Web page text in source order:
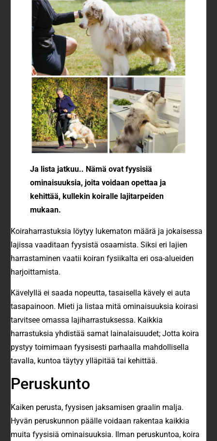
Ja lista jatkuu.. Nämä ovat fyysisiä
ominaisuuksia, joita voidaan opettaa ja
kehittää, kullekin koiralle lajitarpeiden
mukaan.
Koiraharrastuksia löytyy lukematon määrä ja jokaisessa
lajissa vaaditaan fyysistä osaamista. Siksi eri lajien
harrastaminen vaatii koiran fysiikalta eri osa-alueiden
harjoittamista.
Kävelyllä ei saada nopeutta, tasaisella kävely ei auta
tasapainoon. Mieti ja listaa mitä ominaisuuksia koirasi
tarvitsee omassa lajiharrastuksessa. Kaikkia
harrastuksia yhdistää samat lainalaisuudet; Jotta koira
pystyy toimimaan fyysisesti parhaalla mahdollisella
tavalla, kuntoa täytyy ylläpitää tai kehittää.
Peruskunto
Kaiken perusta, fyysisen jaksamisen graalin malja.
Hyvän peruskunnon päälle voidaan rakentaa kaikkia
muita fyysisiä ominaisuuksia. Ilman peruskuntoa, koira